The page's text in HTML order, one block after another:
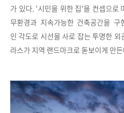
가 있다. '시민을 위한 집'을 컨셉으로
무환경과 지속가능한 건축공간을
인 각도로 시선을 사로 잡는 투명한
라스가 지역 랜드마크로 돋보이게 만든